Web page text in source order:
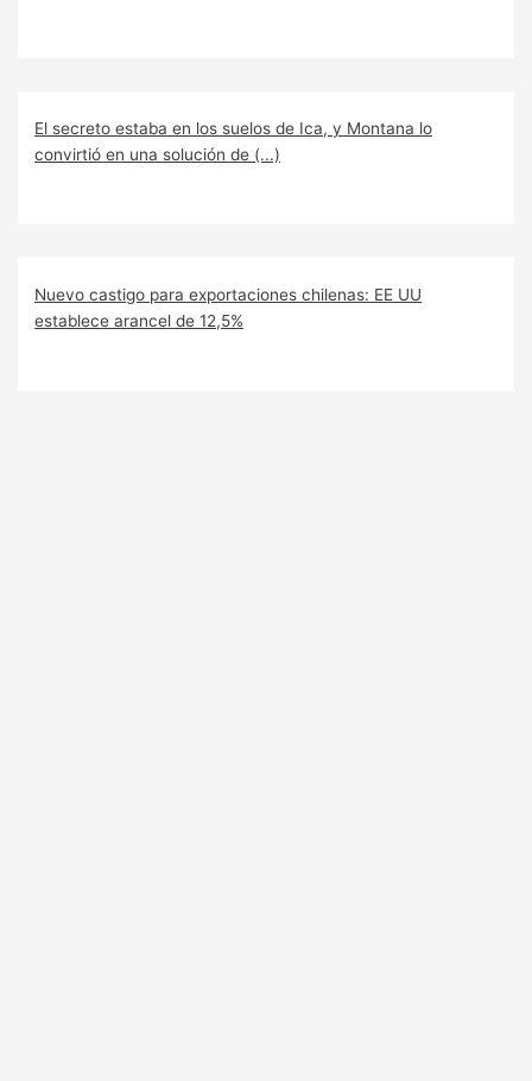
El secreto estaba en los suelos de Ica, y Montana lo
convirtió en una solución de (...)
Nuevo castigo para exportaciones chilenas: EE UU
establece arancel de 12,5%